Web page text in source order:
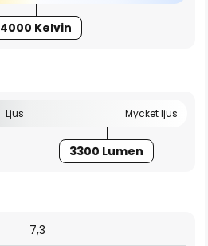
4000 Kelvin
Ljus Mycket ljus
3300 Lumen
7,3